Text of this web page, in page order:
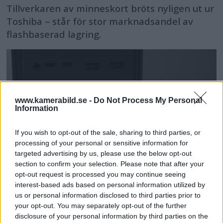
www.kamerabild.se - Do Not Process My Personal
Information
If you wish to opt-out of the sale, sharing to third parties, or
processing of your personal or sensitive information for
targeted advertising by us, please use the below opt-out
section to confirm your selection. Please note that after your
opt-out request is processed you may continue seeing
interest-based ads based on personal information utilized by
us or personal information disclosed to third parties prior to
your opt-out. You may separately opt-out of the further
disclosure of your personal information by third parties on the
Tillverkaren av minneskort bröts nyligen ut ur
Toshiba – står för stor marknadsandel av
flashbaserad lagring.
Western Digital skapar
”Sandisk Professional”